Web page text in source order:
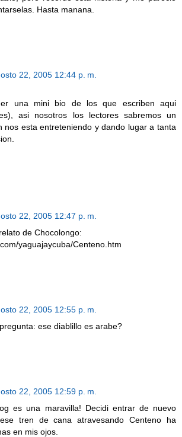
Hasta manana.
22, 2005 12:44 p. m.
una mini bio de los que escriben aqui
asi nosotros los lectores sabremos un
nos esta entreteniendo y dando lugar a tanta
22, 2005 12:47 p. m.
de Chocolongo:
yaguajaycuba/Centeno.htm
22, 2005 12:55 p. m.
ese diablillo es arabe?
22, 2005 12:59 p. m.
es una maravilla! Decidi entrar de nuevo
tren de cana atravesando Centeno ha
en mis ojos.